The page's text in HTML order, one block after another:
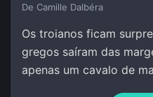
De Camille Dalbéra
Os troianos ficam
gregos saíram das
apenas um cavalo de